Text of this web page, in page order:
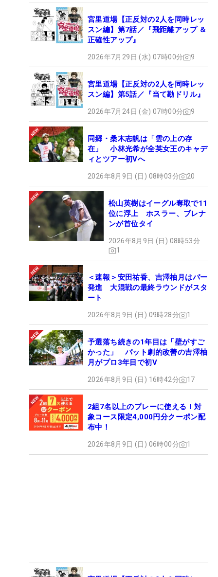
宮里道場【正反対の2人を同時レッ
スン編】第7話／『飛距離アップ ＆
正確性アップ』
2026年7月29日 (水) 07時00分 9
宮里道場【正反対の2人を同時レッ
スン編】第5話／『当て勘ドリル』
2026年7月24日 (金) 07時00分 9
同郷・桑木志帆は「雲の上の存
在」 小林光希が全英女王のキャデ
ィとツアー初Vへ
2026年8月9日 (日) 08時03分 20
松山英樹はイーグル奪取で11
位に浮上 ホスラー、ブレナ
ンが首位タイ
2026年8月9日 (日) 08時53分
1
＜速報＞安田祐香、吉澤柚月はパー
発進 大混戦の最終ラウンドがスタ
ート
2026年8月9日 (日) 09時28分 1
予選落ち続きの1年目は「壁がすご
かった」 パット劇的改善の吉澤柚
月がプロ3年目で初V
2026年8月9日 (日) 16時42分 17
2組7名以上のプレーに使える！対
象コース限定4,000円分クーポン配
布中！
2026年8月9日 (日) 06時00分 1